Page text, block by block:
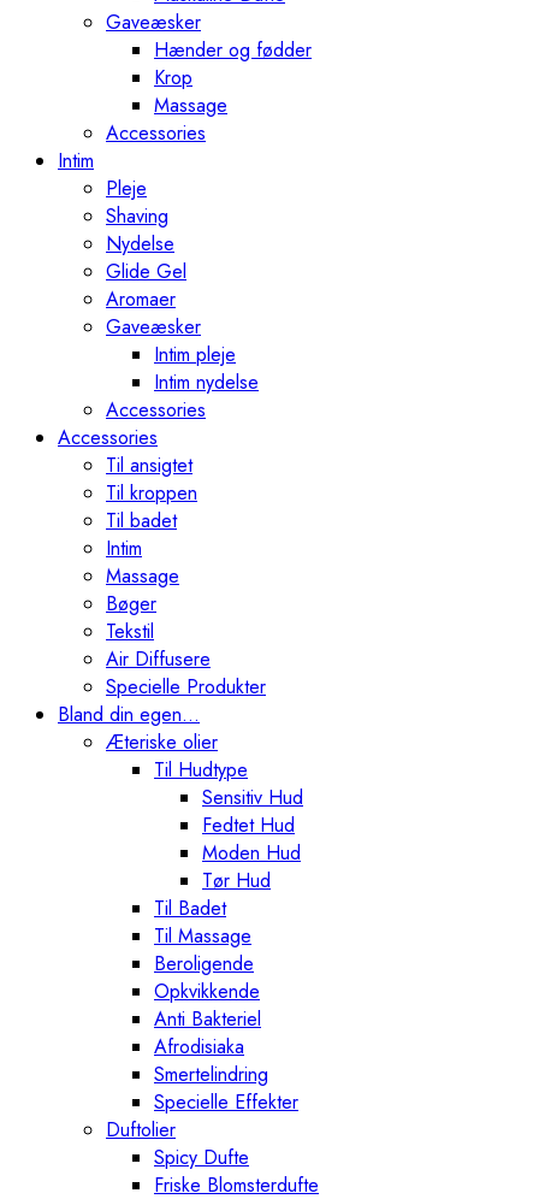
Gaveæsker
Hænder og fødder
Krop
Massage
Accessories
Intim
Pleje
Shaving
Nydelse
Glide Gel
Aromaer
Gaveæsker
Intim pleje
Intim nydelse
Accessories
Accessories
Til ansigtet
Til kroppen
Til badet
Intim
Massage
Bøger
Tekstil
Air Diffusere
Specielle Produkter
Bland din egen…
Æteriske olier
Til Hudtype
Sensitiv Hud
Fedtet Hud
Moden Hud
Tør Hud
Til Badet
Til Massage
Beroligende
Opkvikkende
Anti Bakteriel
Afrodisiaka
Smertelindring
Specielle Effekter
Duftolier
Spicy Dufte
Friske Blomsterdufte